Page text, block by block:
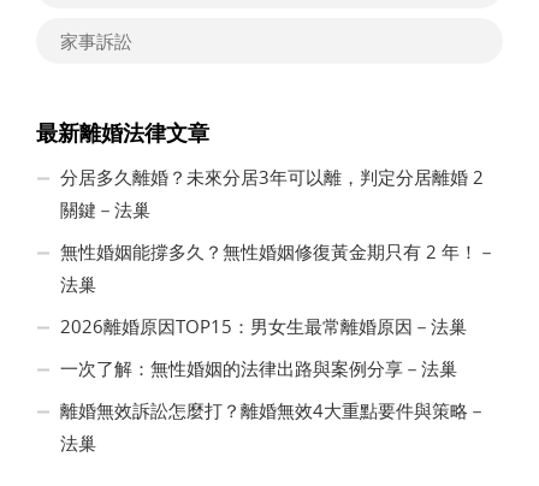
家事訴訟
最新離婚法律文章
分居多久離婚？未來分居3年可以離，判定分居離婚 2
關鍵－法巢
無性婚姻能撐多久？無性婚姻修復黃金期只有 2 年！－
法巢
2026離婚原因TOP15：男女生最常離婚原因－法巢
一次了解：無性婚姻的法律出路與案例分享－法巢
離婚無效訴訟怎麼打？離婚無效4大重點要件與策略－
法巢